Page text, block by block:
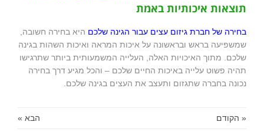
תוצאות איכותיות באמת
בחירה של חברת גיזום עצים עבור הגינה שלכם היא בחירה חשובה,
שמשפיעה בראש ובראשונה על איכות המראה ואיכות השהות בגינה
שלכם. מתוך האיכויות האלה, העלייה המשמעותית ביותר שתרגישו
תהיה פשוט עלייה באיכות החיים שלכם – והכל מגיע דרך בחירה
נכונה בחברה שתגזום ותעצב את העצים בגינה שלכם.
« הקודם הבא »